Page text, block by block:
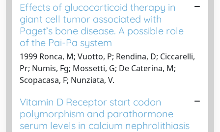
Effects of glucocorticoid therapy in
giant cell tumor associated with
Paget’s bone disease. A possible role
of the Pai-Pa system
1999 Ronca, M; Vuotto, P; Rendina, D; Ciccarelli,
Pr; Numis, Fg; Mossetti, G; De Caterina, M;
Scopacasa, F; Nunziata, V.
Vitamin D Receptor start codon
polymorphism and parathormone
serum levels in calcium nephrolithiasis